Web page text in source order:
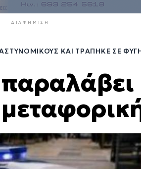
ΔΙΑΦΉΜΙΣΗ
ΚΑΙ ΤΡΆΠΗΚΕ ΣΕ